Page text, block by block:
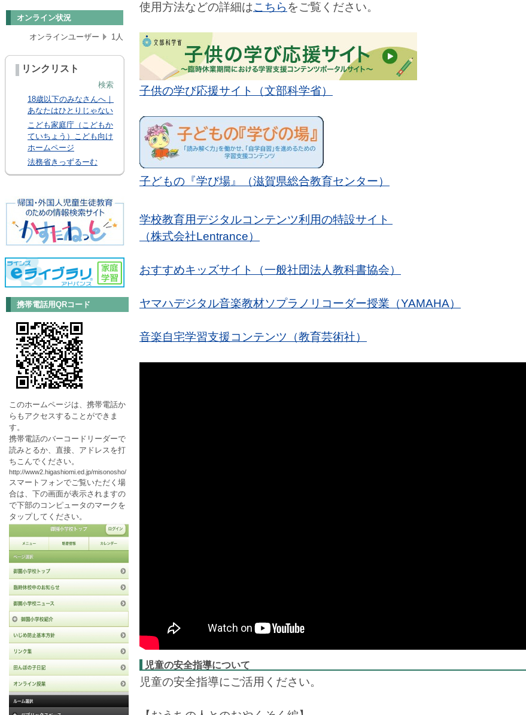
オンライン状況
オンラインユーザー 1人
リンクリスト
検索
18歳以下のみなさんへ｜
あなたはひとりじゃない
こども家庭庁（こどもか
ていちょう）こども向け
ホームページ
法務省きっずるーむ
携帯電話用QRコード
このホームページは、携帯電話か
らもアクセスすることができま
す。
携帯電話のバーコードリーダーで
読みとるか、直接、アドレスを打
ちこんでください。
http://www2.higashiomi.ed.jp/misonosho/
スマートフォンでご覧いただく場
合は、下の画面が表示されますの
で下部のコンピュータのマークを
タップしてください。
使用方法などの詳細はこちら をご覧ください。
子供の学び応援サイト（文部科学省）
子どもの『学び場』（滋賀県総合教育センター）
学校教育用デジタルコンテンツ利用の特設サイト
（株式会社Lentrance）
おすすめキッズサイト（一般社団法人教科書協会）
ヤマハデジタル音楽教材ソプラノリコーダー授業（YAMAHA）
音楽自宅学習支援コンテンツ（教育芸術社）
児童の安全指導について
児童の安全指導にご活用ください。